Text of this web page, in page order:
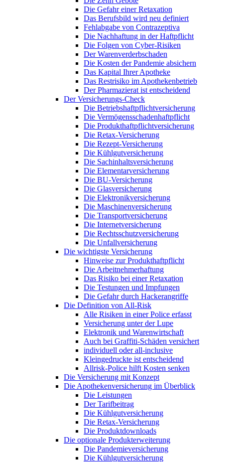
Die Gefahr einer Retaxation
Das Berufsbild wird neu definiert
Fehlabgabe von Contrazeptiva
Die Nachhaftung in der Haftpflicht
Die Folgen von Cyber-Risiken
Der Warenverderbschaden
Die Kosten der Pandemie absichern
Das Kapital Ihrer Apotheke
Das Restrisiko im Apothekenbetrieb
Der Pharmazierat ist entscheidend
Der Versicherungs-Check
Die Betriebshaftpflichtversicherung
Die Vermögensschadenhaftpflicht
Die Produkthaftpflichtversicherung
Die Retax-Versicherung
Die Rezept-Versicherung
Die Kühlgutversicherung
Die Sachinhaltsversicherung
Die Elementarversicherung
Die BU-Versicherung
Die Glasversicherung
Die Elektronikversicherung
Die Maschinenversicherung
Die Transportversicherung
Die Internetversicherung
Die Rechtsschutzversicherung
Die Unfallversicherung
Die wichtigste Versicherung
Hinweise zur Produkthaftpflicht
Die Arbeitnehmerhaftung
Das Risiko bei einer Retaxation
Die Testungen und Impfungen
Die Gefahr durch Hackerangriffe
Die Definition von All-Risk
Alle Risiken in einer Police erfasst
Versicherung unter der Lupe
Elektronik und Warenwirtschaft
Auch bei Graffiti-Schäden versichert
individuell oder all-inclusive
Kleingedruckte ist entscheidend
Allrisk-Police hilft Kosten senken
Die Versicherung mit Konzept
Die Apothekenversicherung im Überblick
Die Leistungen
Der Tarifbeitrag
Die Kühlgutversicherung
Die Retax-Versicherung
Die Produktdownloads
Die optionale Produkterweiterung
Die Pandemieversicherung
Die Kühlgutversicherung